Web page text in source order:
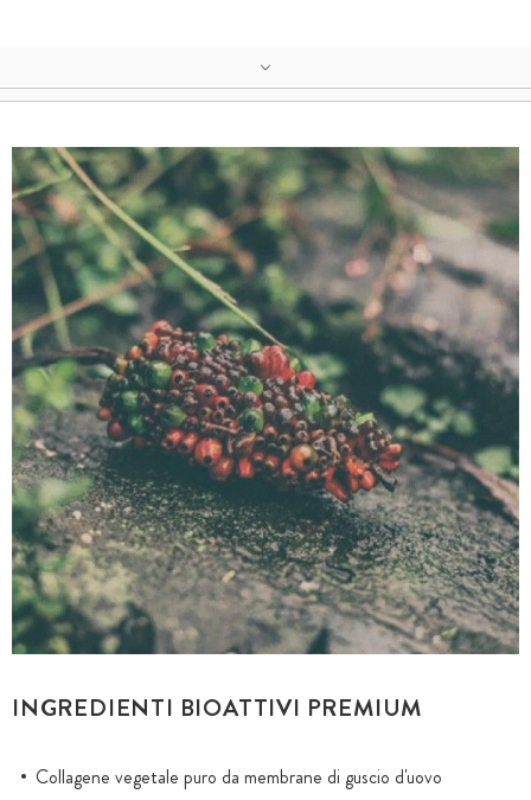
INGREDIENTI BIOATTIVI PREMIUM
Collagene vegetale puro da membrane di guscio d'uovo